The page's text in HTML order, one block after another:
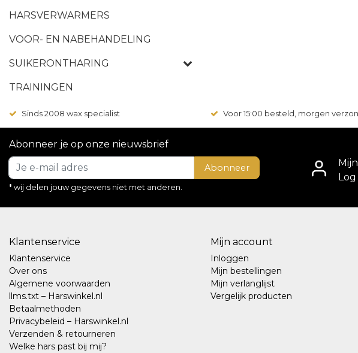
HARSVERWARMERS
VOOR- EN NABEHANDELING
SUIKERONTHARING
TRAININGEN
Sinds 2008 wax specialist Voor 15:00 besteld, morgen
Abonneer je op onze nieuwsbrief
Abonneer
* wij delen jouw gegevens niet met anderen.
Klantenservice
Klantenservice
Over ons
Algemene voorwaarden
llms.txt – Harswinkel.nl
Betaalmethoden
Privacybeleid – Harswinkel.nl
Verzenden & retourneren
Welke hars past bij mij?
Mijn account
Inloggen
Mijn bestellingen
Mijn verlanglijst
Vergelijk producten